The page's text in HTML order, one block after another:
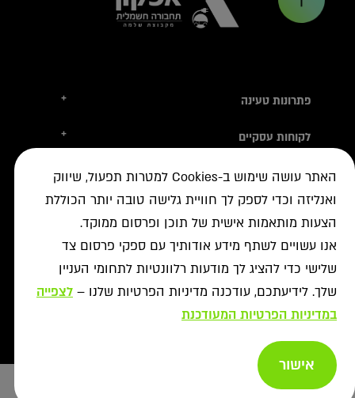
פתרונות טעינה +
טסלה
עמדות טעינה
אביזרי טעינה
עמדות דרך יבואני הרכב
פתרונות לעסקים
רשת ON לטעינת רכבים חשמליים
לקוחות עסקיים +
נדל"ן מסחרי לרשת הטעינה
רשויות ומכרזים
פתרונות ניהול אנרגיה
פתרונות טעינה לאוטובוסים
יעוץ
פתרונות אגירת אנרגיה
כל הפתרונות
רכישת עמדות טעינה
מידע שימושי
איתור עמדה ב-ON
אישורים נדרשים
מסמך גילוי
תעודות אחריות
מאגרי מידע
שאלות ותשובות
אזור מתקינים
אודות +
מדיניות נגישות
ביטול עסקה
ביטול עסקה
ייעוץ בחירת
האתר עושה שימוש ב-Cookies למטרות תפעול, שיווק
ואנליזה וכדי לספק לך חוויית גלישה טובה יותר הכוללת
הצעות מותאמות אישית של תוכן ופרסום ממוקד.
אנו עשויים לשתף מידע אודותיך עם ספקי פרסום צד
שלישי כדי להציג לך מודעות רלוונטיות לתחומי העניין
שלך. לידיעתכם, עודכנה מדיניות הפרטיות שלנו – לצפייה
במדיניות הפרטיות המעודכנת
אישור